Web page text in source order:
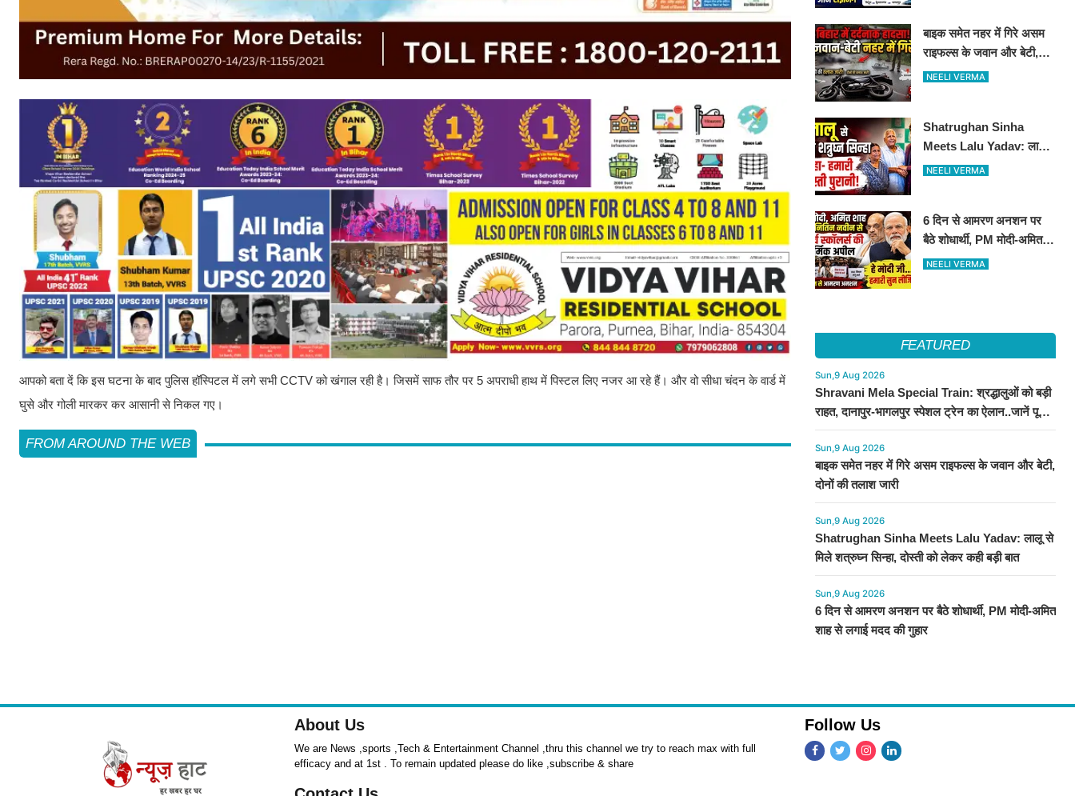
आपको बता दें कि इस घटना के बाद पुलिस हॉस्पिटल में लगे सभी CCTV को खंगाल रही है। जिसमें साफ तौर पर 5 अपराधी हाथ में पिस्टल लिए नजर आ रहे हैं। और वो सीधा चंदन के वार्ड में
घुसे और गोली मारकर कर आसानी से निकल गए।
FROM AROUND THE WEB
बाइक समेत नहर में गिरे असम
राइफल्स के जवान और बेटी,
दोनों की तलाश जारी
NEELI VERMA
Shatrughan Sinha
Meets Lalu Yadav: लालू
से मिले शत्रुघ्न सिन्हा, दोस्ती
NEELI VERMA
6 दिन से आमरण अनशन पर
बैठे शोधार्थी, PM मोदी-अमित
शाह से लगाई मदद की गुहार​​​​​​​
NEELI VERMA
FEATURED
Sun,9 Aug 2026
Shravani Mela Special Train: श्रद्धालुओं को बड़ी
राहत, दानापुर-भागलपुर स्पेशल ट्रेन का ऐलान..जानें पूरा
टाइमटेबल...
Sun,9 Aug 2026
बाइक समेत नहर में गिरे असम राइफल्स के जवान और बेटी,
दोनों की तलाश जारी
Sun,9 Aug 2026
Shatrughan Sinha Meets Lalu Yadav: लालू से
मिले शत्रुघ्न सिन्हा, दोस्ती को लेकर कही बड़ी बात
Sun,9 Aug 2026
6 दिन से आमरण अनशन पर बैठे शोधार्थी, PM मोदी-अमित
शाह से लगाई मदद की गुहार​​​​​​​
About Us
We are News ,sports ,Tech & Entertainment Channel ,thru this channel we try to reach max with full
efficacy and at 1st . To remain updated please do like ,subscribe & share
Follow Us